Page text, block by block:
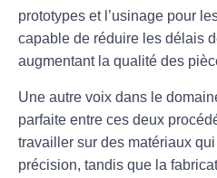
prototypes et l’usinage pour
capable de réduire les délais
augmentant la qualité des
Une autre voix dans le
parfaite entre ces deux
travailler sur des matériaux
précision, tandis que la